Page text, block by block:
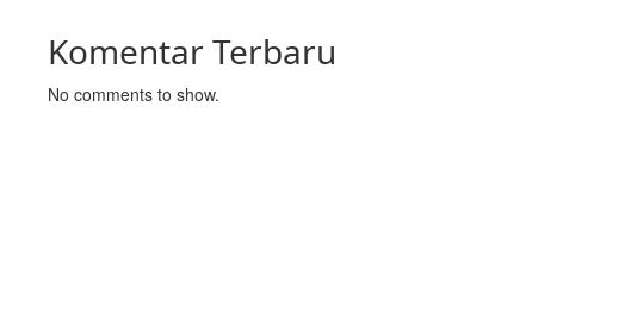
Komentar Terbaru
No comments to show.